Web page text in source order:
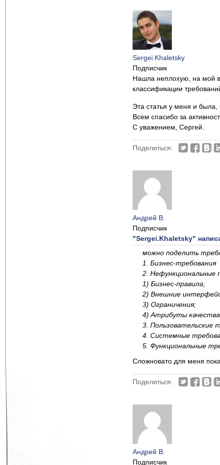
Sergei.Khaletsky
Подписчик
Нашла неплохую, на мой
классификации
Эта статья у меня и
Всем спасибо за
С уважением, Сергей.
Поделиться:
Андрей В.
Подписчик
"Sergei.Khaletsky"
можно поделить
1. Бизнес-требования
2. Нефункциональные
1) Бизнес-правила;
2) Внешние
3) Ограничения;
4) Атрибуты
3. Пользовательские
4. Системные
5. Функциональные
Сложновато для меня
Поделиться:
Андрей В.
Подписчик